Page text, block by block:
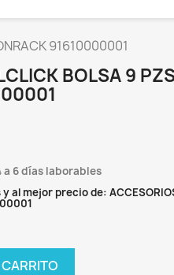
91610000001
BOLSA 9
a 6 días laborables
mejor precio de: